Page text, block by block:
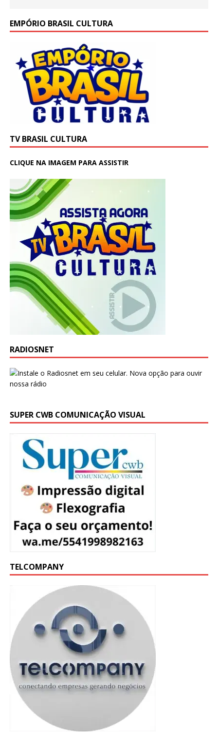
EMPÓRIO BRASIL CULTURA
TV BRASIL CULTURA
CLIQUE NA IMAGEM PARA ASSISTIR
RADIOSNET
SUPER CWB COMUNICAÇÃO VISUAL
TELCOMPANY